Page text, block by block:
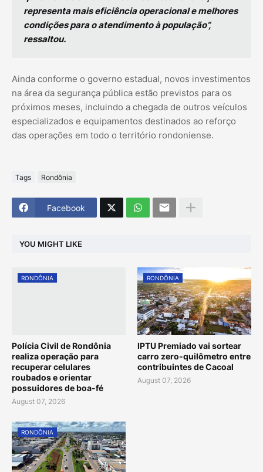
representa mais eficiência operacional e melhores
condições para o atendimento à população”,
ressaltou.
Ainda conforme o governo estadual, novos investimentos
na área da segurança pública estão previstos para os
próximos meses, incluindo a chegada de outros veículos
especializados e equipamentos destinados ao reforço
das operações em todo o território rondoniense.
Tags Rondônia
Facebook
YOU MIGHT LIKE
RONDÔNIA
Polícia Civil de Rondônia
realiza operação para
recuperar celulares
roubados e orientar
possuidores de boa-fé
August 07, 2026
RONDÔNIA
IPTU Premiado vai sortear
carro zero-quilômetro entre
contribuintes de Cacoal
August 07, 2026
RONDÔNIA